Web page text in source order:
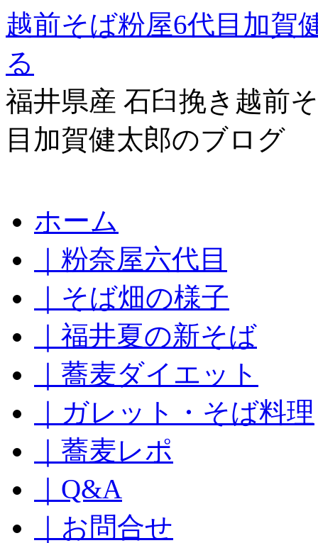
越前そば粉屋6代目加賀
る
福井県産 石臼挽き越前
目加賀健太郎のブログ
ン
ツ
ス
プ
ホーム
｜粉奈屋六代目
｜そば畑の様子
｜福井夏の新そば
｜蕎麦ダイエット
｜ガレット・そば料理
｜蕎麦レポ
｜Q&A
｜お問合せ